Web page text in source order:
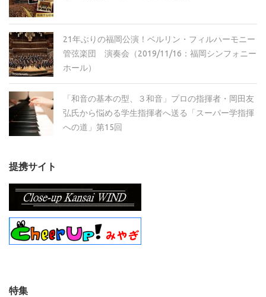
21年ぶりの福岡公演！ベルリン・フィルハーモニー
管弦楽団 演奏会（2019/11/16：福岡シンフォニー
ホール）
「和音の基本の型、３和音」プロの指揮者・岡田友
弘氏から悩める学生指揮者へ送る「スーパー学指揮
への道」第15回
提携サイト
特集